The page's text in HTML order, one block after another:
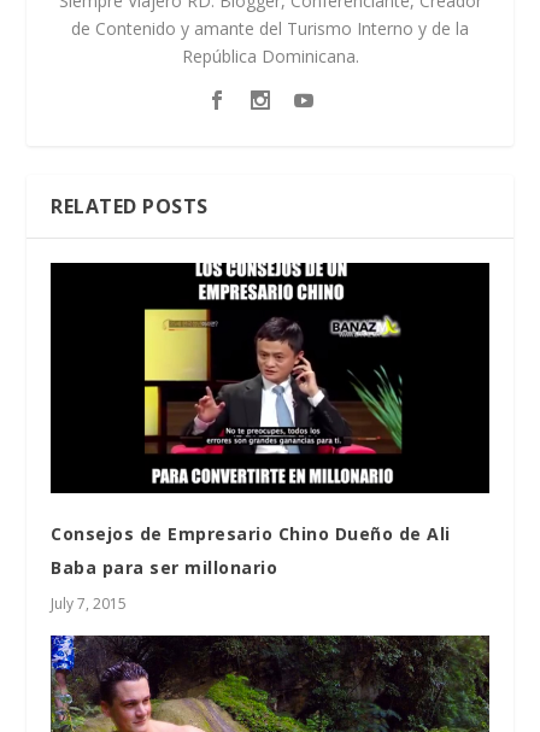
de Contenido y amante del Turismo Interno y de la
República Dominicana.
RELATED POSTS
Consejos de Empresario Chino Dueño de Ali
Baba para ser millonario
July 7, 2015